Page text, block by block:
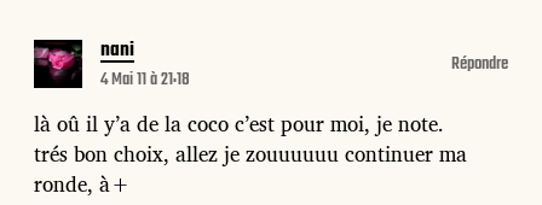
nani
4 Mai 11 à 21:18
là oû il y’a de la coco c’est pour moi, je note.
trés bon choix, allez je zouuuuuu continuer ma
ronde, à+
Répondre